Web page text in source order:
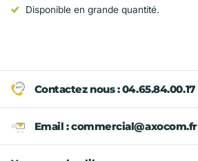
Disponible en grande quantité.
Contactez nous : 04.65.84.00.17
Email : commercial@axocom.fr